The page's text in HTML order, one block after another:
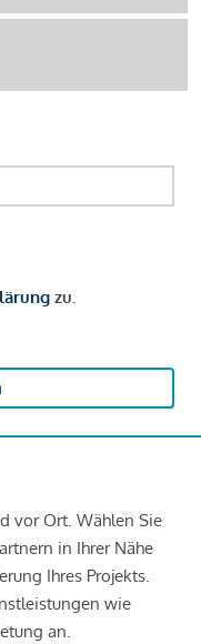
zu.
vor Ort. Wählen Sie
in Ihrer Nähe
Ihres Projekts.
wie
an.